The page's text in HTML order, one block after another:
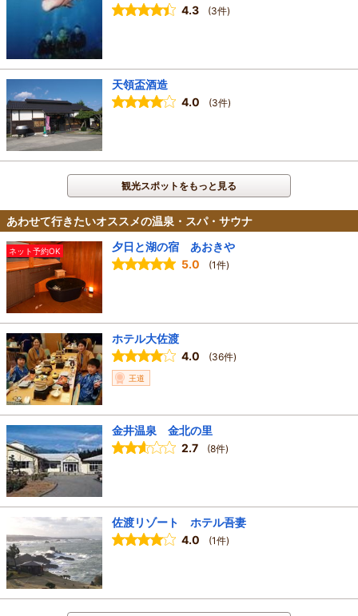
4.3
(3件)
天領盃酒造
4.0
(3件)
観光スポットをもっと見る
あわせて行きたいオススメの温泉・スパ・サウナ
ネット予約OK
夕日と湖の宿 あおきや
5.0
(1件)
ホテル大佐渡
4.0
(36件)
王道
金井温泉 金北の里
2.7
(8件)
佐渡リゾート ホテル吾妻
4.0
(1件)